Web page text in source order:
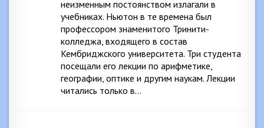
неизменным постоянством излагали в
учебниках. Ньютон в те времена был
профессором знаменитого Тринити-
колледжа, входящего в состав
Кембриджского университета. Три студента
посещали его лекции по арифметике,
географии, оптике и другим наукам. Лекции
читались только в…